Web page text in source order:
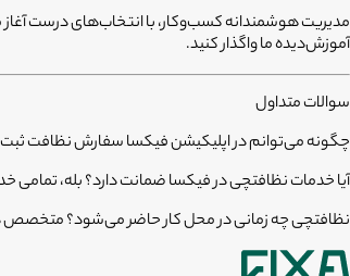
مدیریت هوشمندانه کسب‌وکار، با انتخاب‌های درست آغاز
آموزش‌دیده ما واگذار کنید.
سوالات متداول
چگونه می‌توانم در اپلیکیشن فیکسا سفارش نظافت
آیا خدمات نظافتچی در فیکسا ضمانت دارد؟بله، تمامی
نظافتچی چه زمانی در محل کار حاضر می‌شود؟متخصص